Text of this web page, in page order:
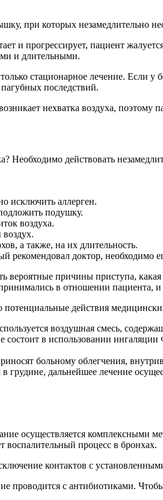
при которых незамедлительно
и прогрессирует, пациент
и длительными.
стационарное лечение. Если у
последствий.
нехватка воздуха, поэтому
Необходимо действовать
исключить аллерген.
подушку.
воздуха.
а также, на их длительность.
рекомендовал доктор, необходимо
вероятные причины приступа,
в отношении пациента,
действия
воздушная смесь,
в использовании
больному облегчения,
грудине, дальнейшее лечение
осуществляется комплексными
воспалительный процесс в бронхах.
контактов с
проводится с антибиотиками.